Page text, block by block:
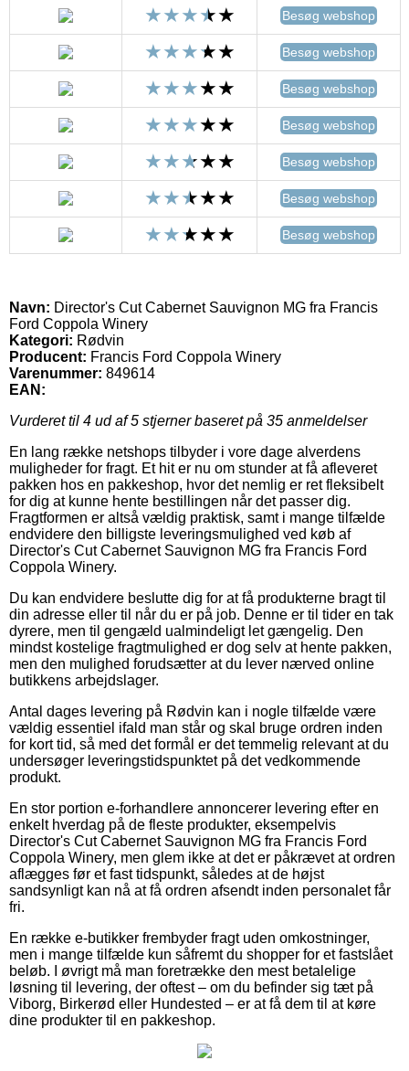
Besøg webshop
Besøg webshop
Besøg webshop
Besøg webshop
Besøg webshop
Besøg webshop
Besøg webshop
Navn: Director's Cut Cabernet Sauvignon MG fra Francis
Ford Coppola Winery
Kategori: Rødvin
Producent: Francis Ford Coppola Winery
Varenummer: 849614
EAN:
Vurderet til 4 ud af 5 stjerner baseret på 35 anmeldelser
En lang række netshops tilbyder i vore dage alverdens
muligheder for fragt. Et hit er nu om stunder at få afleveret
pakken hos en pakkeshop, hvor det nemlig er ret fleksibelt
for dig at kunne hente bestillingen når det passer dig.
Fragtformen er altså vældig praktisk, samt i mange tilfælde
endvidere den billigste leveringsmulighed ved køb af
Director's Cut Cabernet Sauvignon MG fra Francis Ford
Coppola Winery.
Du kan endvidere beslutte dig for at få produkterne bragt til
din adresse eller til når du er på job. Denne er til tider en tak
dyrere, men til gengæld ualmindeligt let gængelig. Den
mindst kostelige fragtmulighed er dog selv at hente pakken,
men den mulighed forudsætter at du lever nærved online
butikkens arbejdslager.
Antal dages levering på Rødvin kan i nogle tilfælde være
vældig essentiel ifald man står og skal bruge ordren inden
for kort tid, så med det formål er det temmelig relevant at du
undersøger leveringstidspunktet på det vedkommende
produkt.
En stor portion e-forhandlere annoncerer levering efter en
enkelt hverdag på de fleste produkter, eksempelvis
Director's Cut Cabernet Sauvignon MG fra Francis Ford
Coppola Winery, men glem ikke at det er påkrævet at ordren
aflægges før et fast tidspunkt, således at de højst
sandsynligt kan nå at få ordren afsendt inden personalet får
fri.
En række e-butikker frembyder fragt uden omkostninger,
men i mange tilfælde kun såfremt du shopper for et fastslået
beløb. I øvrigt må man foretrække den mest betalelige
løsning til levering, der oftest – om du befinder sig tæt på
Viborg, Birkerød eller Hundested – er at få dem til at køre
dine produkter til en pakkeshop.